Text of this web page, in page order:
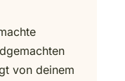
von deinem